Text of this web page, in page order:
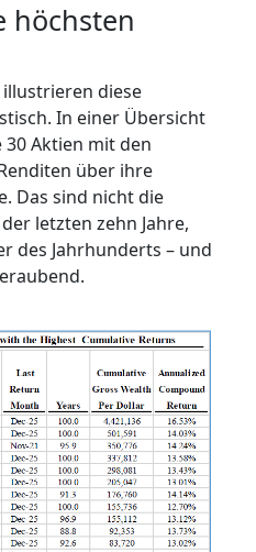
höchsten
illustrieren diese
In einer Übersicht
Aktien mit den
über ihre
Das sind nicht die
letzten zehn Jahre,
des Jahrhunderts – und